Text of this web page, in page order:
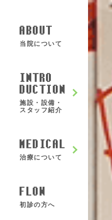
ABOUT
当院について
INTRO
DUCTION
施設・設備・
スタッフ紹介
MEDICAL
治療について
FLOW
初診の方へ